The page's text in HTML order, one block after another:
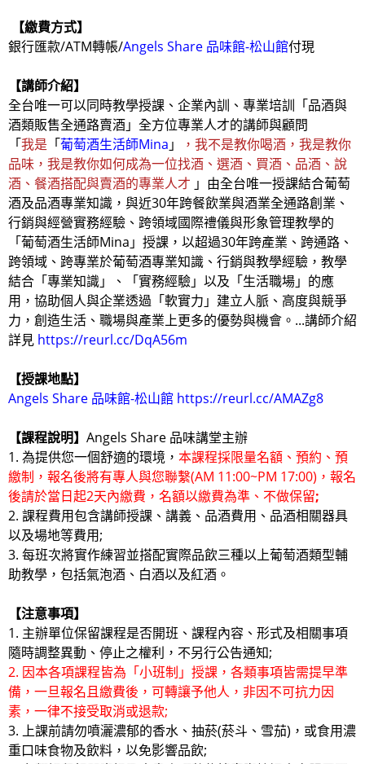
【繳費方式】
銀行匯款/ATM轉帳/Angels Share 品味館-松山館付現
【講師介紹】
全台唯一可以同時教學授課、企業內訓、專業培訓「品酒與
酒類販售全通路賣酒」全方位專業人才的講師與顧問
「我是 「葡萄酒生活師Mina 」
，我不是教你喝酒，我是教你
品味，我是教你如何成為一位找酒、選酒、買酒、品酒、說
酒、餐酒搭配與賣酒的專業人才 」由全台唯一授課結合葡萄
酒及品酒專業知識，與近30年跨餐飲業與酒業全通路創業、
行銷與經營實務經驗、跨領域國際禮儀與形象管理教學的
「葡萄酒生活師Mina」授課，以超過30年跨產業、跨通路、
跨領域、跨專業於葡萄酒專業知識、行銷與教學經驗，教學
結合「專業知識」、「實務經驗」以及「生活職場」的應
用，協助個人與企業透過「軟實力」建立人脈、高度與競爭
力，創造生活、職場與產業上更多的優勢與機會。...講師介紹
詳見 https://reurl.cc/DqA56m
【授課地點】
Angels Share 品味館-松山館 https://reurl.cc/AMAZg8
【課程說明】 Angels Share 品味講堂主辦
1. 為提供您一個舒適的環境， 本課程採限量名額、預約、預
繳制，報名後將有專人與您聯繫(AM 11:00~PM 17:00)，報名
後請於當日起2天內繳費，名額以繳費為準、不做保留;
2. 課程費用包含講師授課、講義、品酒費用、品酒相關器具
以及場地等費用;
3. 每班次將實作練習並搭配實際品飲三種以上葡萄酒類型輔
助教學，包括氣泡酒、白酒以及紅酒。
【注意事項】
1. 主辦單位保留課程是否開班、課程內容、形式及相關事項
隨時調整異動、停止之權利，不另行公告通知;
2. 因本各項課程皆為「小班制」授課，各類事項皆需提早準
備，一旦報名且繳費後，可轉讓予他人，非因不可抗力因
素，一律不接受取消或退款;
3. 上課前請勿噴灑濃郁的香水、抽菸(菸斗、雪茄)，或食用濃
重口味食物及飲料，以免影響品飲;